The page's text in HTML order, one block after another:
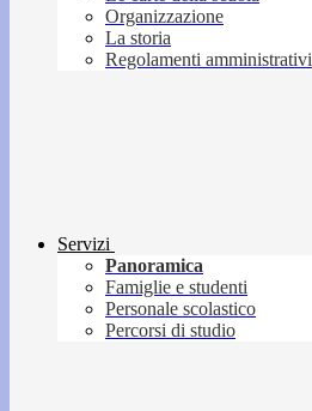
Organizzazione
La storia
Regolamenti amministrativi
Servizi
Panoramica
Famiglie e studenti
Personale scolastico
Percorsi di studio